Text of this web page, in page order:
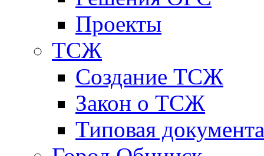
Проекты
ТСЖ
Создание ТСЖ
Закон о ТСЖ
Типовая